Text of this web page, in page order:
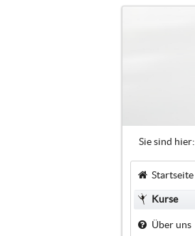
Sie sind hier:
Startseite
Kurse
Über uns